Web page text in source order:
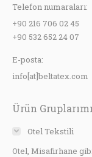
Telefon numaraları:
+90 216 706 02 45
+90 532 652 24 07
E-posta:
info[at]beltatex.com
Ürün
Otel Tekstili
Otel, Misafirhane